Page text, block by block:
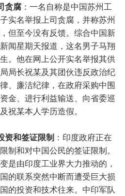
贪腐 ：一名自称是中国苏州工
实名举报上司贪腐，并称苏州
但至今没有反馈。综合中国新
闻星期天报道，这名男子马翔
。他在网上公开实名举报其供
局长祝某及其团伙违反政治纪
、廉洁纪律，在政府采购中围
金、进行利益输送、向省委巡
祝某本人学历造假。
资和签证限制 ：印度政府正在
制和对中国公民的签证限制。
是由印度工业界大力推动的，
的联系突然中断而遭受巨大损
的投资和技术往来。中印军队